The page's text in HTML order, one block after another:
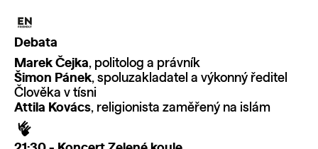
Debata
Marek Čejka, politolog a právník
Šimon Pánek, spoluzakladatel a výkonný ředitel
Člověka v tísni
Attila Kovács, religionista zaměřený na islám